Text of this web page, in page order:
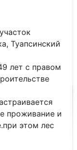
Туапсинский
лет с правом
проживание и
этом лес